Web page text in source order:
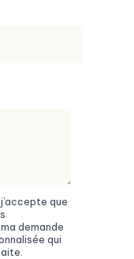
que
demande
qui